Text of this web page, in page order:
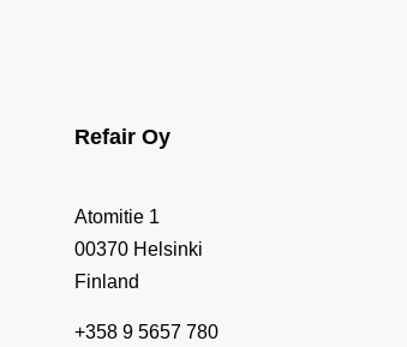
Refair Oy
Atomitie 1
00370 Helsinki
Finland
+358 9 5657 780